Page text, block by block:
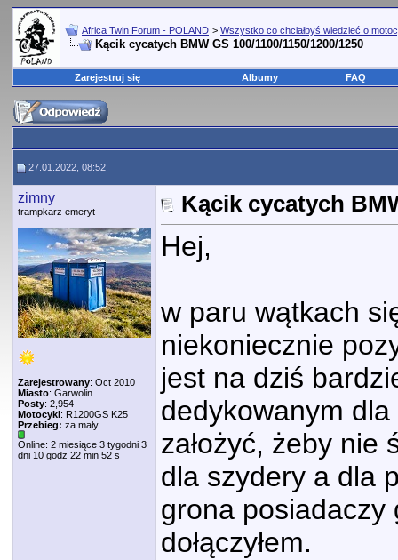
Africa Twin Forum - POLAND > Wszystko co chciałbyś wiedzieć o
Kącik cycatych BMW GS 100/1100/1150/1200/1250
Zarejestruj się Albumy FAQ
27.01.2022, 08:52
zimny
trampkarz emeryt
Zarejestrowany: Oct 2010
Miasto: Garwolin
Posty: 2,954
Motocykl: R1200GS K25
Przebieg: za mały
Online: 2 miesiące 3 tygodni 3
dni 10 godz 22 min 52 s
Kącik cycatych
Hej,
w paru wątkach
niekoniecznie
jest na dziś
dedykowanym
założyć, żeby nie
dla szydery a dla
grona posiadaczy
dołączyłem.